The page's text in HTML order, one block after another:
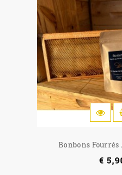
Bonbons Fourrés
€